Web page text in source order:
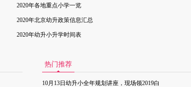
2020年各地重点小学一览
2020年北京幼升政策信息汇总
2020年幼升小升学时间表
热门推荐
10月13日幼升小全年规划讲座，现场领2019白